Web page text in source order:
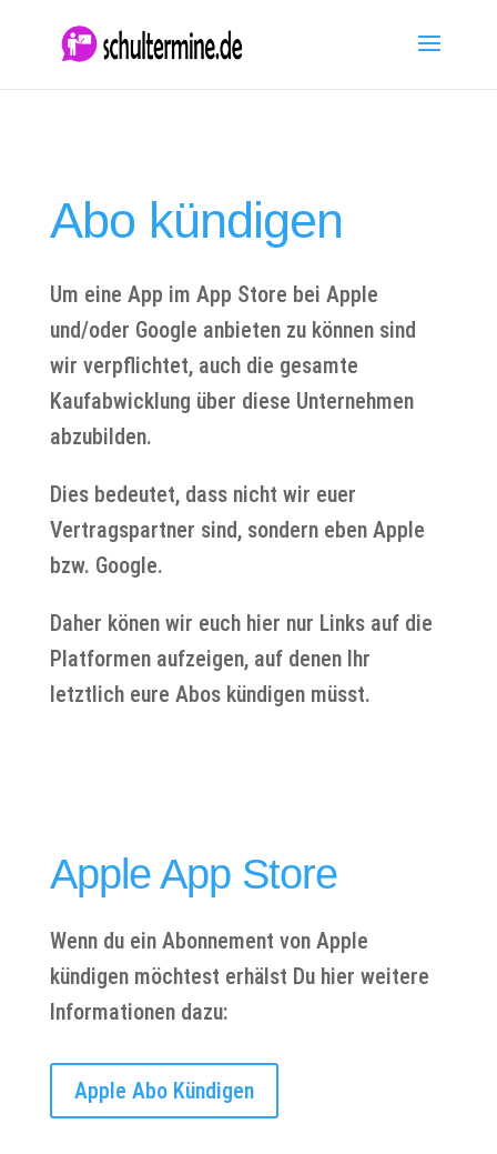
Abo kündigen
Um eine App im App Store bei Apple
und/oder Google anbieten zu können sind
wir verpflichtet, auch die gesamte
Kaufabwicklung über diese Unternehmen
abzubilden.
Dies bedeutet, dass nicht wir euer
Vertragspartner sind, sondern eben Apple
bzw. Google.
Daher könen wir euch hier nur Links auf die
Platformen aufzeigen, auf denen Ihr
letztlich eure Abos kündigen müsst.
Apple App Store
Wenn du ein Abonnement von Apple
kündigen möchtest erhälst Du hier weitere
Informationen dazu:
Apple Abo Kündigen